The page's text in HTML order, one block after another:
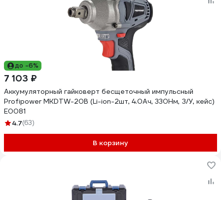
до -6%
7 103 ₽
Аккумуляторный гайковерт бесщеточный импульсный
Profipower MKDTW-20B (Li-ion-2шт, 4.0Ач, 330Нм, З/У, кейс)
E0081
4.7(63)
В корзину